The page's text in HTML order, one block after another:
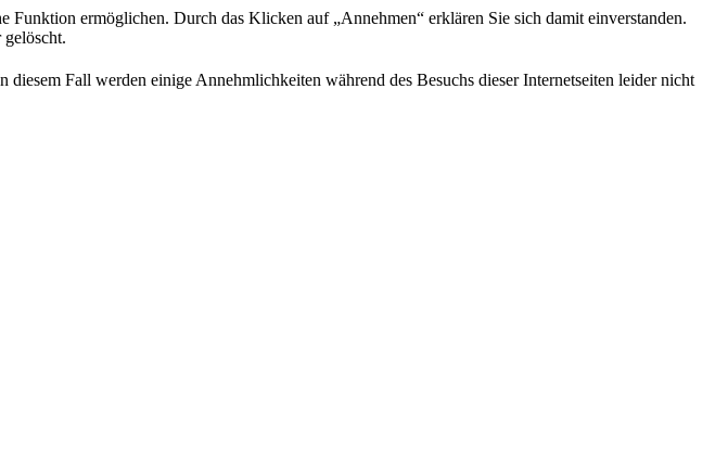
ermöglichen. Durch das Klicken auf „Annehmen“ erklären Sie sich damit einverstanden.
Fall werden einige Annehmlichkeiten während des Besuchs dieser Internetseiten leider nicht